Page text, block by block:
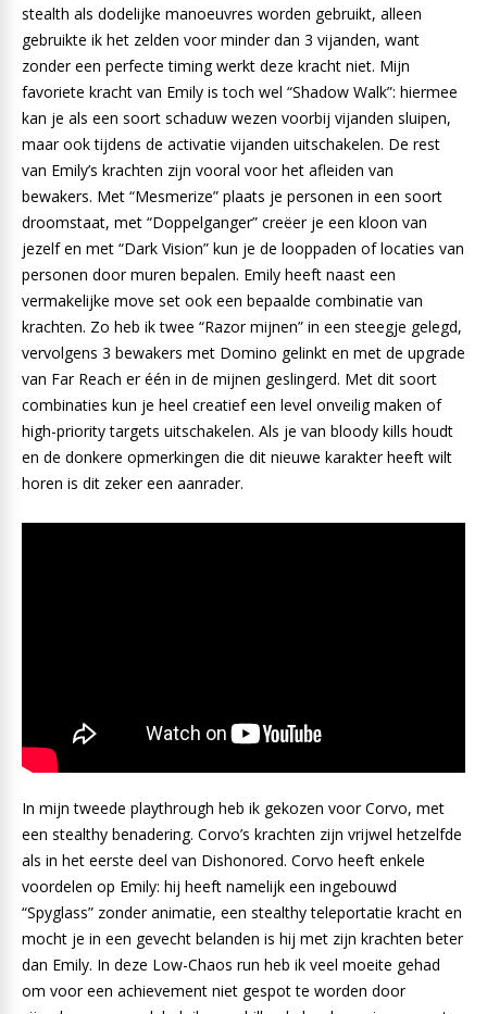
stealth als dodelijke manoeuvres worden gebruikt, alleen
gebruikte ik het zelden voor minder dan 3 vijanden, want
zonder een perfecte timing werkt deze kracht niet. Mijn
favoriete kracht van Emily is toch wel “Shadow Walk”: hiermee
kan je als een soort schaduw wezen voorbij vijanden sluipen,
maar ook tijdens de activatie vijanden uitschakelen. De rest
van Emily’s krachten zijn vooral voor het afleiden van
bewakers. Met “Mesmerize” plaats je personen in een soort
droomstaat, met “Doppelganger” creëer je een kloon van
jezelf en met “Dark Vision” kun je de looppaden of locaties van
personen door muren bepalen. Emily heeft naast een
vermakelijke move set ook een bepaalde combinatie van
krachten. Zo heb ik twee “Razor mijnen” in een steegje gelegd,
vervolgens 3 bewakers met Domino gelinkt en met de upgrade
van Far Reach er één in de mijnen geslingerd. Met dit soort
combinaties kun je heel creatief een level onveilig maken of
high-priority targets uitschakelen. Als je van bloody kills houdt
en de donkere opmerkingen die dit nieuwe karakter heeft wilt
horen is dit zeker een aanrader.
In mijn tweede playthrough heb ik gekozen voor Corvo, met
een stealthy benadering. Corvo’s krachten zijn vrijwel hetzelfde
als in het eerste deel van Dishonored. Corvo heeft enkele
voordelen op Emily: hij heeft namelijk een ingebouwd
“Spyglass” zonder animatie, een stealthy teleportatie kracht en
mocht je in een gevecht belanden is hij met zijn krachten beter
dan Emily. In deze Low-Chaos run heb ik veel moeite gehad
om voor een achievement niet gespot te worden door